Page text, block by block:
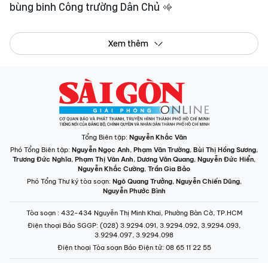
bùng binh Công trường Dân Chủ
Xem thêm
Tổng Biên tập:
Nguyễn Ngọc Anh,Phạm Văn Trường
Trương Đức Nghĩa ,Phạm Thị Vân Anh ,Dương Văn Quang,Nguyễn Đức Hiển,
Nguyễn Khắc Cường,Trần Gia Bảo
Phó Tổng Thư ký tòa soạn:Ngô Quang Trưởng, Nguyễn Chiến Dũng
Nguyễn Phước Bình
Tòa soạn: 432-434 Nguyễn Thị Minh Khai, Phường Bàn Cờ, TP.HCM
Điện thoại Báo SGGP : (028) 3.9294.091, 3.9294.092, 3.9294.093,
3.9294.097, 3.9294.098
Điện thoại Tòa soạn Báo Điện tử: 08 65 11 22 55
Giấy phép hoạt động Báo in và Báo Điện tử số 305/GP-BTTTT do Bộ Thông